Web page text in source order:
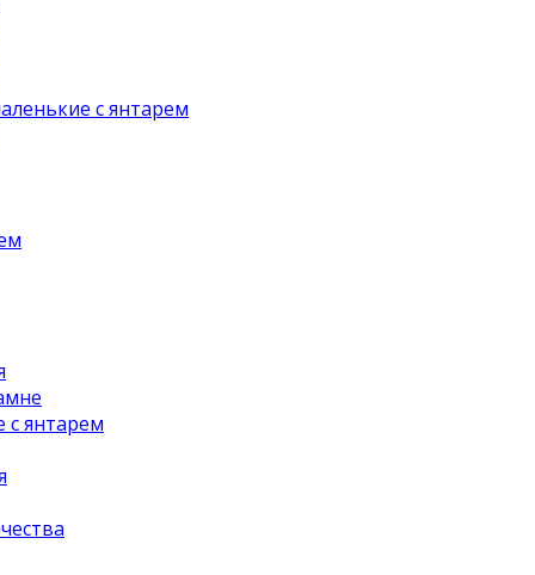
с янтарем
янтарем